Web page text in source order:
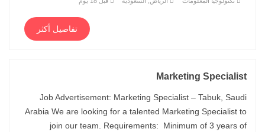
تفاصيل أكثر
Marketing Specialist
Job Advertisement: Marketing Specialist – Tabuk, Saudi
Arabia We are looking for a talented Marketing Specialist to
join our team. Requirements: Minimum of 3 years of